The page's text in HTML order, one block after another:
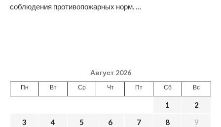
соблюдения противопожарных норм. …
Август 2026
Пн Вт Ср Чт Пт Сб Вс
1
2
3
4 5 6 7 8
9